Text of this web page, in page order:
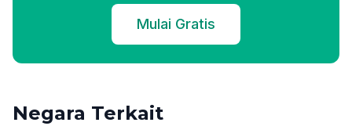
Mulai Gratis
Negara Terkait